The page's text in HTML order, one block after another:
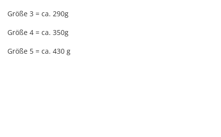
Größe 3 = ca. 290g
Größe 4 = ca. 350g
Größe 5 = ca. 430 g